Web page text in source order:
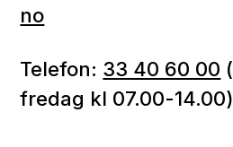
no
Telefon: 33 40 60 00
fredag kl 07.00-14.00)